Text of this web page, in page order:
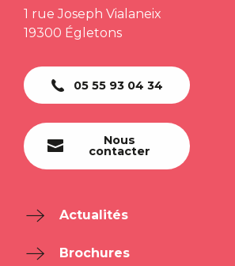
1 rue Joseph Vialaneix
19300 Égletons
05 55 93 04 34
Nous
contacter
Actualités
Brochures